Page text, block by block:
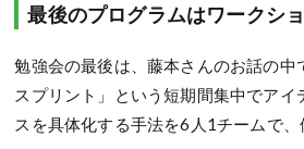
最後のプログラムはワークシ
勉強会の最後は、藤本さんのお話の中
スプリント」という短期間集中でアイ
スを具体化する手法を6人1チームで、